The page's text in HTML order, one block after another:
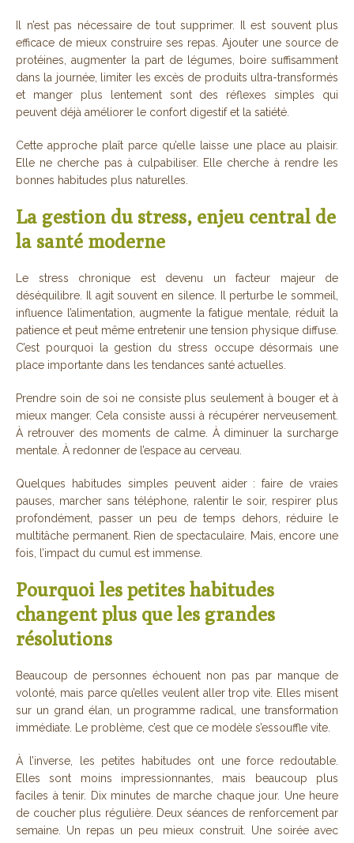
Il n’est pas nécessaire de tout supprimer. Il est souvent plus
efficace de mieux construire ses repas. Ajouter une source de
protéines, augmenter la part de légumes, boire suffisamment
dans la journée, limiter les excès de produits ultra-transformés
et manger plus lentement sont des réflexes simples qui
peuvent déjà améliorer le confort digestif et la satiété.
Cette approche plaît parce qu’elle laisse une place au plaisir.
Elle ne cherche pas à culpabiliser. Elle cherche à rendre les
bonnes habitudes plus naturelles.
La gestion du stress, enjeu central de
la santé moderne
Le stress chronique est devenu un facteur majeur de
déséquilibre. Il agit souvent en silence. Il perturbe le sommeil,
influence l’alimentation, augmente la fatigue mentale, réduit la
patience et peut même entretenir une tension physique diffuse.
C’est pourquoi la gestion du stress occupe désormais une
place importante dans les tendances santé actuelles.
Prendre soin de soi ne consiste plus seulement à bouger et à
mieux manger. Cela consiste aussi à récupérer nerveusement.
À retrouver des moments de calme. À diminuer la surcharge
mentale. À redonner de l’espace au cerveau.
Quelques habitudes simples peuvent aider : faire de vraies
pauses, marcher sans téléphone, ralentir le soir, respirer plus
profondément, passer un peu de temps dehors, réduire le
multitâche permanent. Rien de spectaculaire. Mais, encore une
fois, l’impact du cumul est immense.
Pourquoi les petites habitudes
changent plus que les grandes
résolutions
Beaucoup de personnes échouent non pas par manque de
volonté, mais parce qu’elles veulent aller trop vite. Elles misent
sur un grand élan, un programme radical, une transformation
immédiate. Le problème, c’est que ce modèle s’essouffle vite.
À l’inverse, les petites habitudes ont une force redoutable.
Elles sont moins impressionnantes, mais beaucoup plus
faciles à tenir. Dix minutes de marche chaque jour. Une heure
de coucher plus régulière. Deux séances de renforcement par
semaine. Un repas un peu mieux construit. Une soirée avec